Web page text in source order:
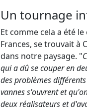
Un tournage
Et comme cela a été
Frances, se trouvait à
dans notre paysage. "
qui a dû se couper en
des problèmes
vannes s'ouvrent et
deux réalisateurs et